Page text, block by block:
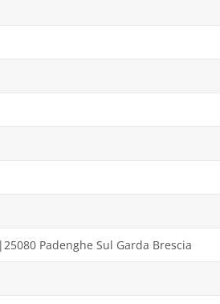
Padenghe Sul Garda Brescia